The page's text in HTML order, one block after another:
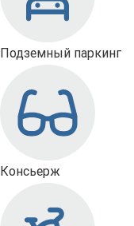
Подземный паркинг
Консьерж